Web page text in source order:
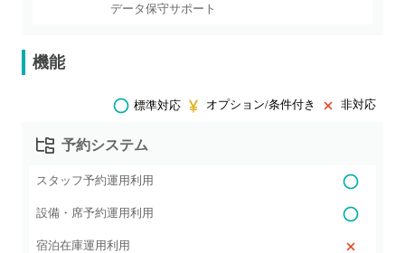
データ保守サポート
機能
標準対応 オプション/条件付き 非対応
予約システム
スタッフ予約運用利用
設備・席予約運用利用
宿泊在庫運用利用